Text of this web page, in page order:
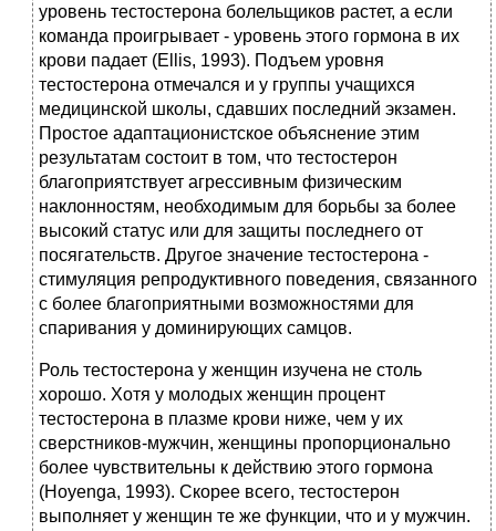
уровень тестостерона болельщиков растет, а если
команда проигрывает - уровень этого гормона в их
крови падает (Ellis, 1993). Подъем уровня
тестостерона отмечался и у группы учащихся
медицинской школы, сдавших последний экзамен.
Простое адаптационистское объяснение этим
результатам состоит в том, что тестостерон
благоприятствует агрессивным физическим
наклонностям, необходимым для борьбы за более
высокий статус или для защиты последнего от
посягательств. Другое значение тестостерона -
стимуляция репродуктивного поведения, связанного
с более благоприятными возможностями для
спаривания у доминирующих самцов.
Роль тестостерона у женщин изучена не столь
хорошо. Хотя у молодых женщин процент
тестостерона в плазме крови ниже, чем у их
сверстников-мужчин, женщины пропорционально
более чувствительны к действию этого гормона
(Hoyenga, 1993). Скорее всего, тестостерон
выполняет у женщин те же функции, что и у мужчин.